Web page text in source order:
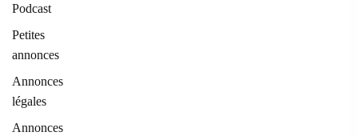
Podcast
Petites
annonces
Annonces
légales
Annonces